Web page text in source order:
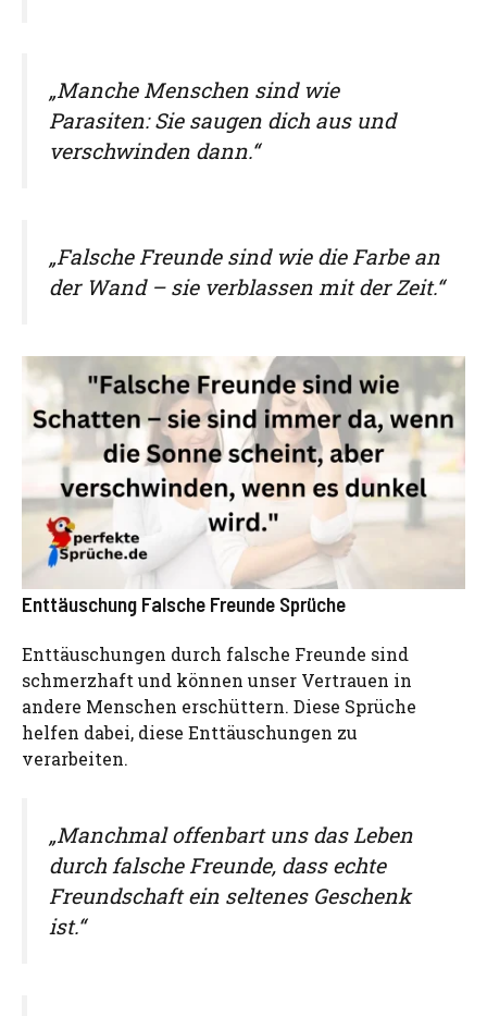
„Manche Menschen sind wie
Parasiten: Sie saugen dich aus und
verschwinden dann.“
„Falsche Freunde sind wie die Farbe an
der Wand – sie verblassen mit der Zeit.“
Enttäuschung Falsche Freunde Sprüche
Enttäuschungen durch falsche Freunde sind
schmerzhaft und können unser Vertrauen in
andere Menschen erschüttern. Diese Sprüche
helfen dabei, diese Enttäuschungen zu
verarbeiten.
„Manchmal offenbart uns das Leben
durch falsche Freunde, dass echte
Freundschaft ein seltenes Geschenk
ist.“